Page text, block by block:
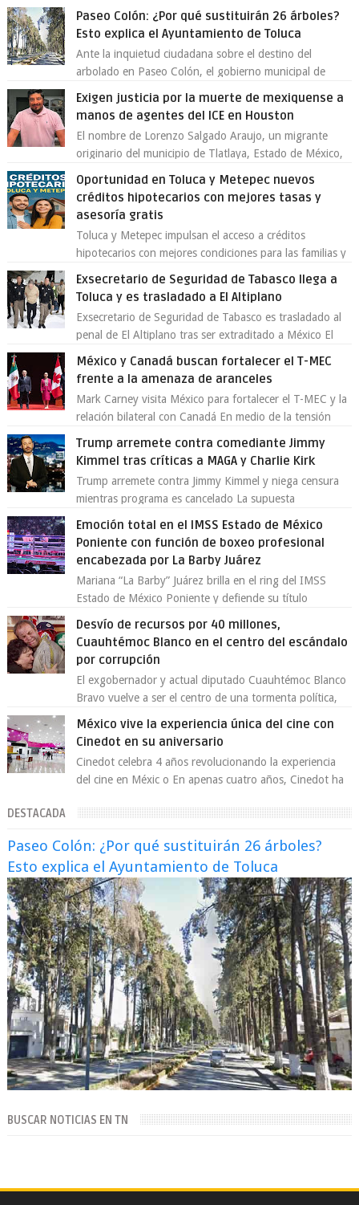
Paseo Colón: ¿Por qué sustituirán 26 árboles?
Esto explica el Ayuntamiento de Toluca
Ante la inquietud ciudadana sobre el destino del
arbolado en Paseo Colón, el gobierno municipal de
Exigen justicia por la muerte de mexiquense a
manos de agentes del ICE en Houston
El nombre de Lorenzo Salgado Araujo, un migrante
originario del municipio de Tlatlaya, Estado de México,
Oportunidad en Toluca y Metepec nuevos
créditos hipotecarios con mejores tasas y
asesoría gratis
Toluca y Metepec impulsan el acceso a créditos
hipotecarios con mejores condiciones para las familias y
Exsecretario de Seguridad de Tabasco llega a
Toluca y es trasladado a El Altiplano
Exsecretario de Seguridad de Tabasco es trasladado al
penal de El Altiplano tras ser extraditado a México El
México y Canadá buscan fortalecer el T-MEC
frente a la amenaza de aranceles
Mark Carney visita México para fortalecer el T-MEC y la
relación bilateral con Canadá En medio de la tensión
Trump arremete contra comediante Jimmy
Kimmel tras críticas a MAGA y Charlie Kirk
Trump arremete contra Jimmy Kimmel y niega censura
mientras programa es cancelado La supuesta
Emoción total en el IMSS Estado de México
Poniente con función de boxeo profesional
encabezada por La Barby Juárez
Mariana “La Barby” Juárez brilla en el ring del IMSS
Estado de México Poniente y defiende su título
Supergallo La Unidad Deportiva Cuauhtémo...
Desvío de recursos por 40 millones,
Cuauhtémoc Blanco en el centro del escándalo
por corrupción
El exgobernador y actual diputado Cuauhtémoc Blanco
Bravo vuelve a ser el centro de una tormenta política,
México vive la experiencia única del cine con
Cinedot en su aniversario
Cinedot celebra 4 años revolucionando la experiencia
del cine en Méxic o En apenas cuatro años, Cinedot ha
DESTACADA
Paseo Colón: ¿Por qué sustituirán 26 árboles?
Esto explica el Ayuntamiento de Toluca
BUSCAR NOTICIAS EN TN